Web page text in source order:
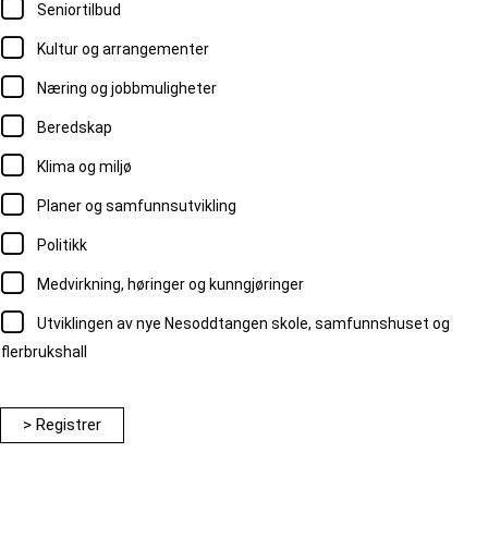
Seniortilbud
Kultur og arrangementer
Næring og jobbmuligheter
Beredskap
Klima og miljø
Planer og samfunnsutvikling
Politikk
Medvirkning, høringer og kunngjøringer
flerbrukshall